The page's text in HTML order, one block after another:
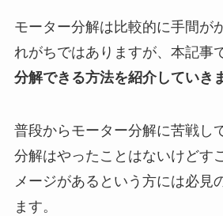
モーター分解は比較的に手間が
れがちではありますが、本記事
分解できる方法を紹介していき
普段からモーター分解に苦戦し
分解はやったことはないけどす
メージがあるという方には必見
ます。